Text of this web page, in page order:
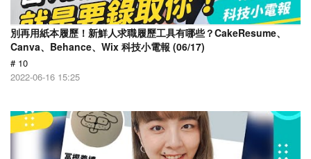
別再用紙本履歷！新鮮人求職履歷工具有哪些？CakeResume、
Canva、Behance、Wix 科技小電報 (06/17)
# 10
2022-06-16 15:25